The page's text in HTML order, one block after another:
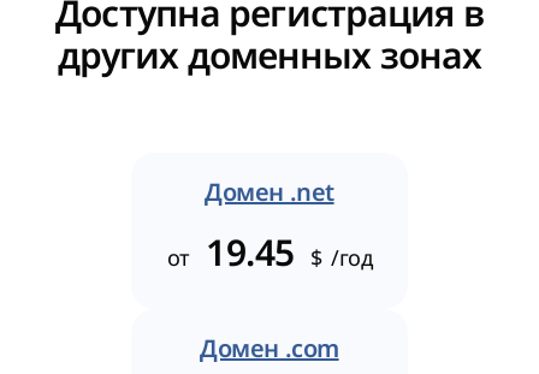
Доступна регистрация в
других доменных зонах
Домен .net
от 19.45 $ /год
Домен .com